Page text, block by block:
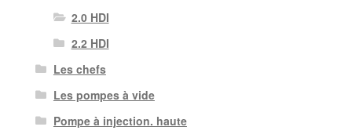
2.0 HDI
2.2 HDI
Les chefs
Les pompes à vide
Pompe à injection. haute